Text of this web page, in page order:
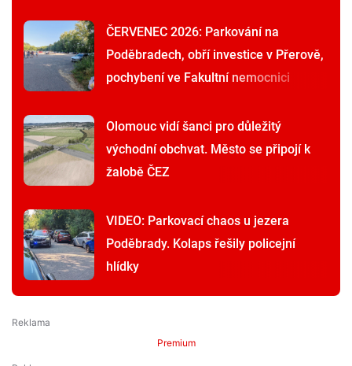
ČERVENEC 2026: Parkování na
Poděbradech, obří investice v Přerově,
pochybení ve Fakultní nemocnici
Olomouc vidí šanci pro důležitý
východní obchvat. Město se připojí k
žalobě ČEZ
VIDEO: Parkovací chaos u jezera
Poděbrady. Kolaps řešily policejní
hlídky
Premium